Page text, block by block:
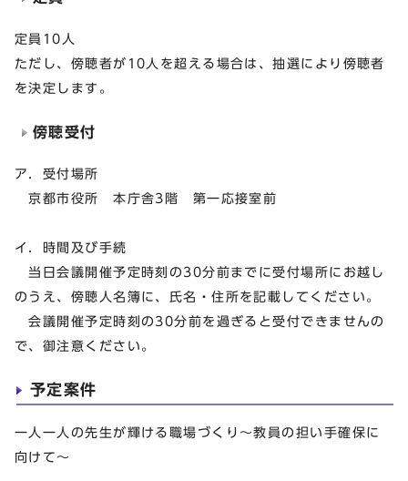
定員10人
ただし、傍聴者が10人を超える場合は、抽選により傍聴者
を決定します。
傍聴受付
ア．受付場所
京都市役所 本庁舎3階 第一応接室前
イ．時間及び手続
当日会議開催予定時刻の30分前までに受付場所にお越し
のうえ、傍聴人名簿に、氏名・住所を記載してください。
会議開催予定時刻の30分前を過ぎると受付できませんの
で、御注意ください。
予定案件
一人一人の先生が輝ける職場づくり～教員の担い手確保に
向けて～